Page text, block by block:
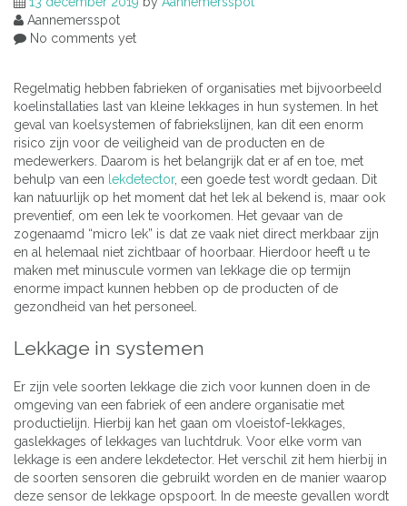
Aannemersspot
No comments yet
Regelmatig hebben fabrieken of organisaties met bijvoorbeeld
koelinstallaties last van kleine lekkages in hun systemen. In het
geval van koelsystemen of fabriekslijnen, kan dit een enorm
risico zijn voor de veiligheid van de producten en de
medewerkers. Daarom is het belangrijk dat er af en toe, met
behulp van een lekdetector, een goede test wordt gedaan. Dit
kan natuurlijk op het moment dat het lek al bekend is, maar ook
preventief, om een lek te voorkomen. Het gevaar van de
zogenaamd “micro lek” is dat ze vaak niet direct merkbaar zijn
en al helemaal niet zichtbaar of hoorbaar. Hierdoor heeft u te
maken met minuscule vormen van lekkage die op termijn
enorme impact kunnen hebben op de producten of de
gezondheid van het personeel.
Lekkage in systemen
Er zijn vele soorten lekkage die zich voor kunnen doen in de
omgeving van een fabriek of een andere organisatie met
productielijn. Hierbij kan het gaan om vloeistof-lekkages,
gaslekkages of lekkages van luchtdruk. Voor elke vorm van
lekkage is een andere lekdetector. Het verschil zit hem hierbij in
de soorten sensoren die gebruikt worden en de manier waarop
deze sensor de lekkage opspoort. In de meeste gevallen wordt